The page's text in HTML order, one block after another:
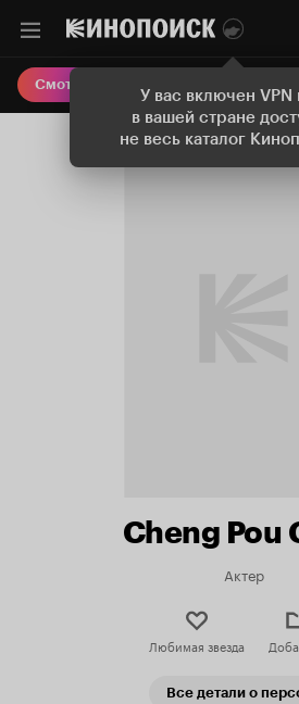
У вас включен VPN
в вашей стране
не весь каталог
Смотреть кино Онлайн-
Cheng Pou
Актер
Любимая звезда
Все детали о